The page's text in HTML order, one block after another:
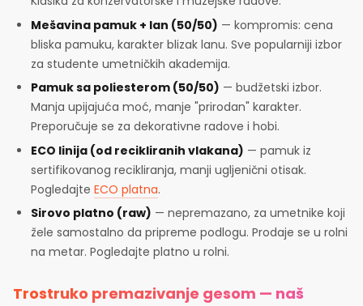
Mešavina pamuk + lan (50/50) — kompromis: cena
bliska pamuku, karakter blizak lanu. Sve popularniji izbor
za studente umetničkih akademija.
Pamuk sa poliesterom (50/50) — budžetski izbor.
Manja upijajuća moć, manje "prirodan" karakter.
Preporučuje se za dekorativne radove i hobi.
ECO linija (od recikliranih vlakana) — pamuk iz
sertifikovanog recikliranja, manji ugljenični otisak.
PogledajteECO platna.
Sirovo platno (raw) — nepremazano, za umetnike koji
žele samostalno da pripreme podlogu. Prodaje se u rolni
na metar. Pogledajte platno u rolni.
Trostruko premazivanje gesom — naš